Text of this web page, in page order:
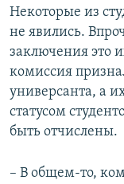
Некоторые из
не явились.
заключения это
комиссия
универсанта, а
статусом
быть отчислены.
– В общем-то,